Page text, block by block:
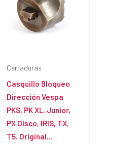
clásica
Leer más
Cerraduras
Casquillo Bloqueo
Dirección Vespa
PKS, PK XL, Junior,
PX Disco, IRIS, TX,
T5. Original...